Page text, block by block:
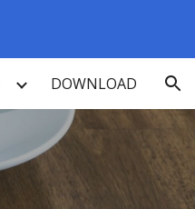
DOWNLOAD